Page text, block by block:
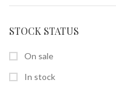
STOCK STATUS
On sale
In stock